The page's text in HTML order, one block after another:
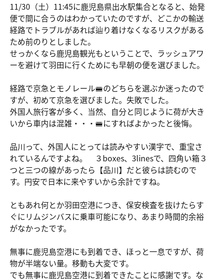
11/30（土）11:45に鹿児島県出水駅集合となると、始発
便で間に合うのはわかっていたのですが、どこかの輸送
経路でトラブルがあれば辿り着けなくなるリスクがある
ため前のりとしました。
せっかくなら鹿児島観光もということで、ラッシュアワ
ーを避けて羽田に行くためにも早朝の便を選びました。
経路で京急とモノレール🚝のどちらを選ぶか迷ったので
すが、初めて京急を選びました。失敗でした。
外国人旅行客が多く、当然、自分と同じように荷が大き
いから車内は混雑・・・🚝にすればよかったと後悔。
品川って、外国人にとっては読みやすい漢字で、重宝さ
れているんですよね。 ３boxes、3linesで、四角い箱３
つと三つの線があったら【品川】だと彼らは読むので
す。円安で日本に来やすいから余計ですね。
ともあれ何とか羽田空港につき、保安検査を抜けたらす
ぐにリムジンバスに乗車可能になり、あまり時間的余裕
がなかったです。
無事に鹿児島空港にも到着でき、ほっと一息ですが、荷
物が半端ない量。移動も大変です。
でも無事に鹿児島空港に到着できたことに感謝です。な